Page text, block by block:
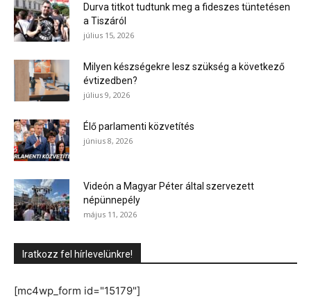
Durva titkot tudtunk meg a fideszes tüntetésen
a Tiszáról
július 15, 2026
Milyen készségekre lesz szükség a következő
évtizedben?
július 9, 2026
Élő parlamenti közvetítés
június 8, 2026
Videón a Magyar Péter által szervezett
népünnepély
május 11, 2026
Iratkozz fel hírlevelünkre!
[mc4wp_form id="15179"]